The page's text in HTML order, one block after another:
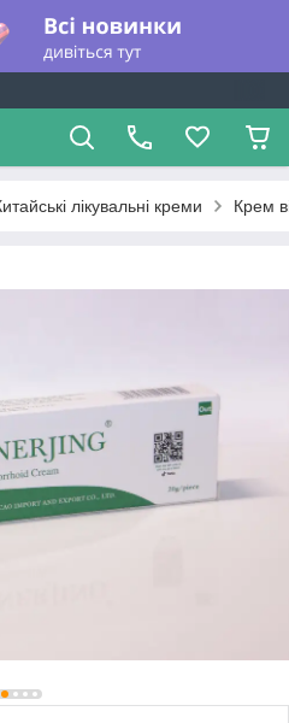
лікувальні креми Крем